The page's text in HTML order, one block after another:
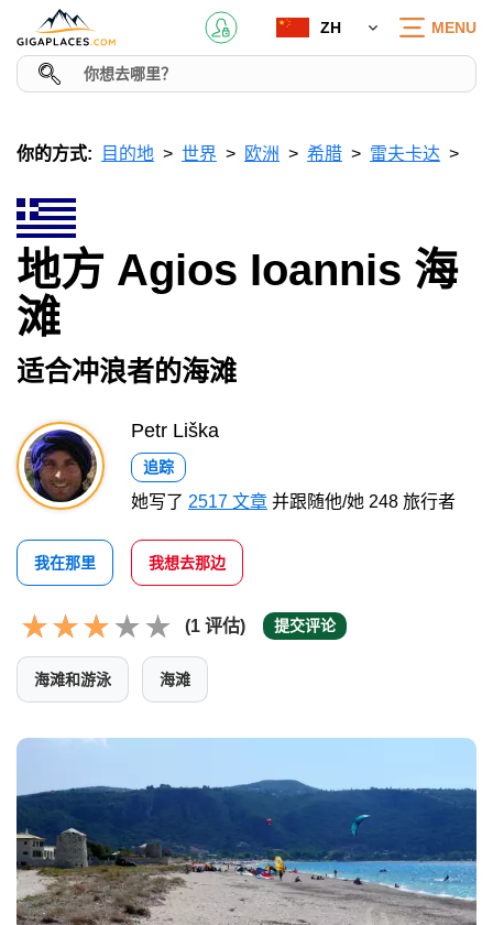
ZH MENU
你的方式: 目的地 世界 欧洲 希腊 雷夫卡达
地方 Agios Ioannis 海
滩
适合冲浪者的海滩
Petr Liška
追踪
她写了 2517 文章 并跟随他/她 248 旅行者
我在那里 我想去那边
(1 评估) 提交评论
海滩和游泳 海滩